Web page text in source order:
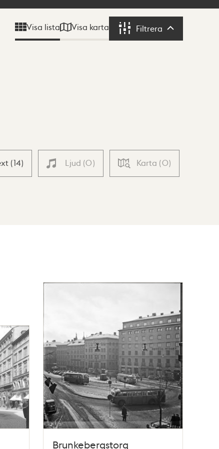
Visa lista Visa karta Filtrera Filtrera
(14) Ljud (0) Karta (0)
Brunkebergstorg